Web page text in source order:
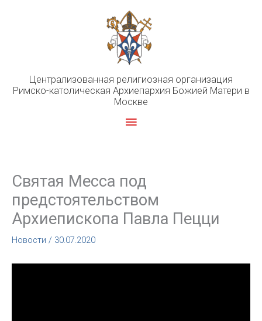
Централизованная религиозная организация
Римско-католическая Архиепархия Божией Матери в
Москве
Главное
Святая Месса под
предстоятельством
Архиепископа Павла Пецци
Новости / 30.07.2020